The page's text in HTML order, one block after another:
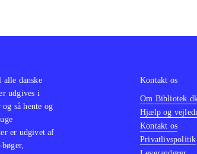
danske
udgives i
så hente og
er udgivet af
Kontakt os
Om
Hjælp og
Kontakt os
Privatlivspolitik